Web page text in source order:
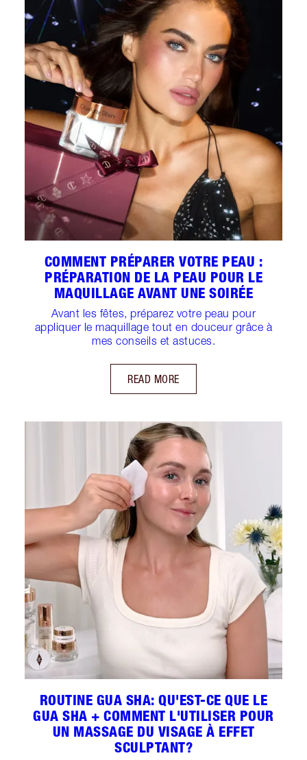
COMMENT PRÉPARER VOTRE PEAU :
PRÉPARATION DE LA PEAU POUR LE
MAQUILLAGE AVANT UNE SOIRÉE
Avant les fêtes, préparez votre peau pour
appliquer le maquillage tout en douceur grâce à
mes conseils et astuces.
READ MORE
ROUTINE GUA SHA: QU'EST-CE QUE LE
GUA SHA + COMMENT L'UTILISER POUR
UN MASSAGE DU VISAGE À EFFET
SCULPTANT?